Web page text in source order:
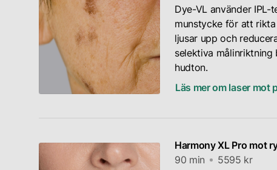
Dye-VL använder
munstycke för att
ljusar upp och
selektiva målinriktning
hudton.
Läs mer om laser mot
Harmony XL Pro mot
90 min
5595 kr